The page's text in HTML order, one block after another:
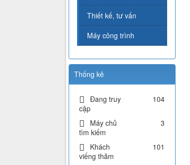
Thiết kế, tư vấn
Máy công trình
Thống kê
Đang truy
cập
104
Máy chủ
tìm kiếm
3
Khách
viếng thăm
101